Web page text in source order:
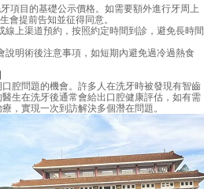
目的基礎公示價格。如需要額外進行牙周上
會提前告知並征得同意。
上渠道預約，按照約定時間到診，避免長時間
明術後注意事項，如短期內避免過冷過熱食
問題的機會。許多人在洗牙時被發現有智齒
生在洗牙後通常會給出口腔健康評估，如有需
，實現一次到訪解決多個潛在問題。